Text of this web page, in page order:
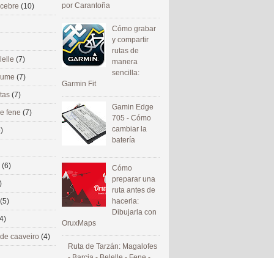
por Carantoña
Cómo grabar
y compartir
rutas de
manera
sencilla:
Garmin Fit
Gamin Edge
705 - Cómo
cambiar la
batería
Cómo
preparar una
ruta antes de
hacerla:
Dibujarla con
OruxMaps
Ruta de Tarzán: Magalofes
(10)
(7)
(7)
(7)
fene (7)
(6)
(5)
caaveiro (4)